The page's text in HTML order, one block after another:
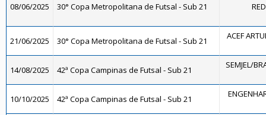
08/06/2025 30° Copa Metropolitana de Futsal - Sub 21
21/06/2025 30° Copa Metropolitana de Futsal - Sub 21 ACEF
14/08/2025 42ª Copa Campinas de Futsal - Sub 21 SEMJEL/
10/10/2025 42ª Copa Campinas de Futsal - Sub 21